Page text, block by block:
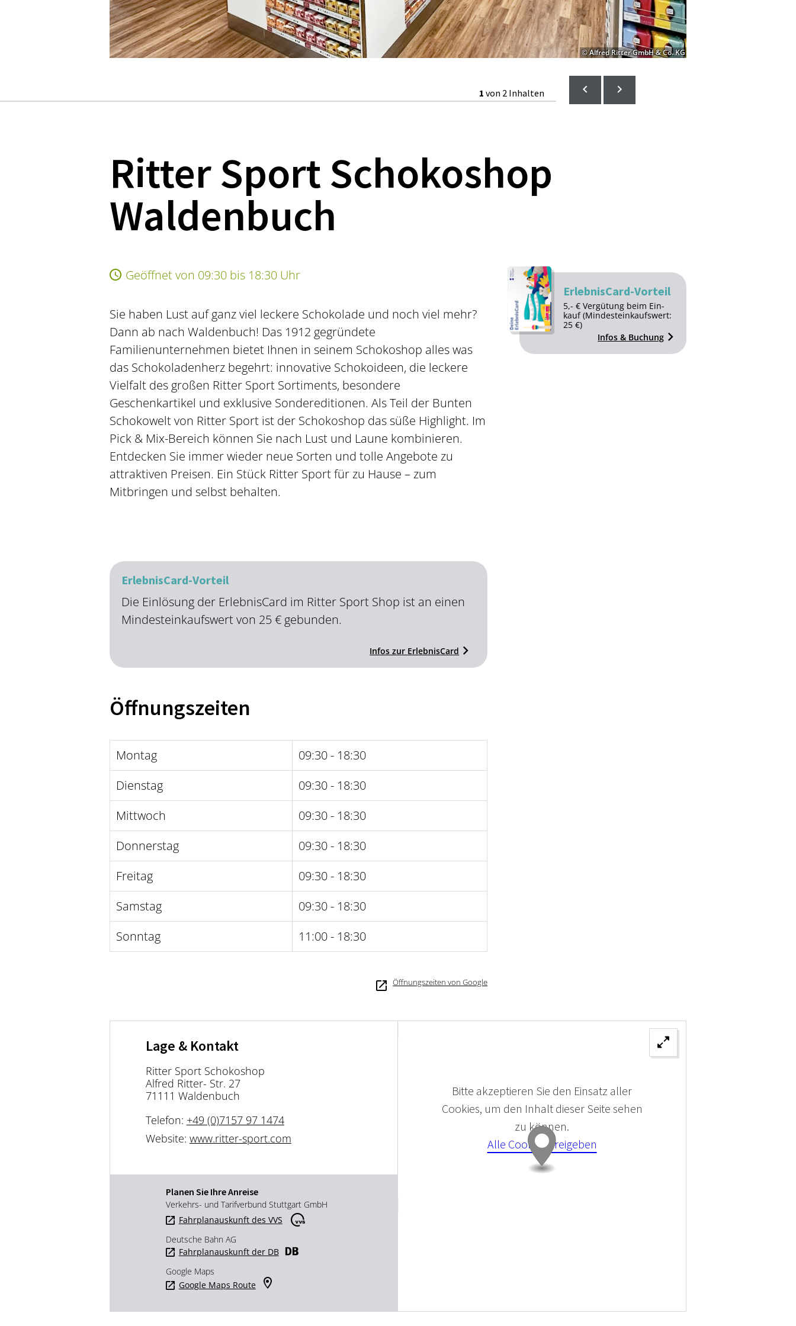
© Alfred Ritter GmbH & Co. KG
1 von 2 Inhalten
Ritter Sport Schokoshop
Waldenbuch
Geöffnet von 09:30 bis 18:30 Uhr
Sie haben Lust auf ganz viel leckere Schokolade und noch viel mehr?
Dann ab nach Waldenbuch! Das 1912 gegründete
Familienunternehmen bietet Ihnen in seinem Schokoshop alles was
das Schokoladenherz begehrt: innovative Schokoideen, die leckere
Vielfalt des großen Ritter Sport Sortiments, besondere
Geschenkartikel und exklusive Sondereditionen. Als Teil der Bunten
Schokowelt von Ritter Sport ist der Schokoshop das süße Highlight. Im
Pick & Mix-Bereich können Sie nach Lust und Laune kombinieren.
Entdecken Sie immer wieder neue Sorten und tolle Angebote zu
attraktiven Preisen. Ein Stück Ritter Sport für zu Hause – zum
Mitbringen und selbst behalten.
ErlebnisCard-Vorteil
Die Einlösung der ErlebnisCard im Ritter Sport Shop ist an einen
Mindesteinkaufswert von 25 € gebunden.
Infos zur ErlebnisCard
Öffnungszeiten
Montag
09:30 - 18:30
Dienstag
09:30 - 18:30
Mittwoch
09:30 - 18:30
Donnerstag
09:30 - 18:30
Freitag
09:30 - 18:30
Samstag
09:30 - 18:30
Sonntag
11:00 - 18:30
Öffnungszeiten von Google
ErlebnisCard-Vorteil
5,- € Ver­gü­tung beim Ein­
kauf (Min­destein­kaufs­wert:
25 €)
Infos & Buchung
Lage & Kontakt
Ritter Sport Schokoshop
Alfred Ritter- Str. 27
71111 Waldenbuch
Telefon: +49 (0)7157 97 1474
Website: www.ritter-sport.com
Planen Sie Ihre Anreise
Verkehrs- und Tarifverbund Stuttgart GmbH
Fahrplanauskunft des VVS
Deutsche Bahn AG
Fahrplanauskunft der DB
Google Maps
Google Maps Route
Bitte akzeptieren Sie den Einsatz aller
Cookies, um den Inhalt dieser Seite sehen
zu können.
Alle Cookies Freigeben